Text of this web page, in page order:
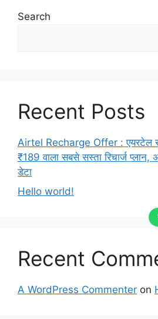
Search
Recent Posts
Airtel Recharge Offer : एयरटेल
₹189 वाला सबसे सस्ता रिचार्ज
डेटा
Hello world!
Recent
A WordPress Commenter on